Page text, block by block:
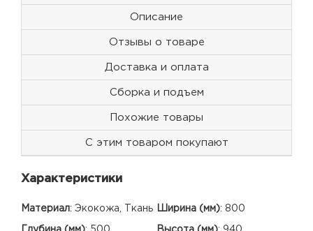
Описание
Отзывы о товаре
Доставка и оплата
Сборка и подъем
Похожие товары
С этим товаром покупают
Характеристики
Материал: Экокожа, Ткань Ширина (мм): 800
Глубина (мм): 500 Высота (мм): 940